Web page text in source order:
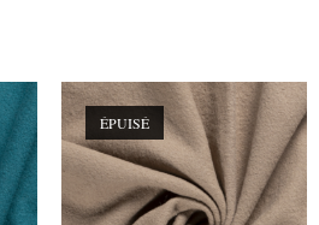
ÉPUISÉ